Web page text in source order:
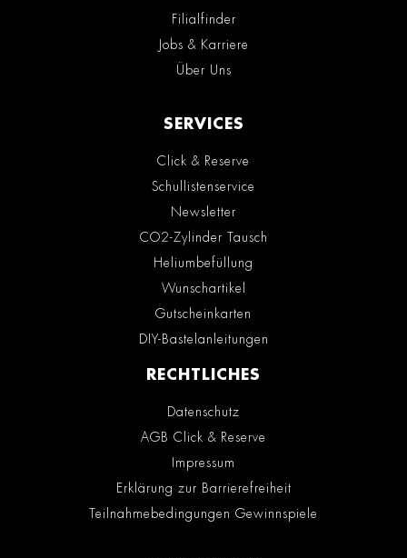
Filialfinder
Jobs & Karriere
Über Uns
SERVICES
Click & Reserve
Schullistenservice
Newsletter
CO2-Zylinder Tausch
Heliumbefüllung
Wunschartikel
Gutscheinkarten
DIY-Bastelanleitungen
RECHTLICHES
Datenschutz
AGB Click & Reserve
Impressum
Erklärung zur Barrierefreiheit
Teilnahmebedingungen Gewinnspiele